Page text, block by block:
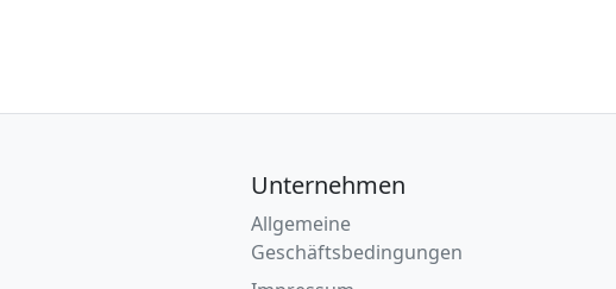
Unternehmen
Allgemeine
Geschäftsbedingungen